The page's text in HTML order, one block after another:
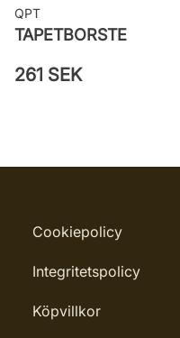
QPT
TAPETBORSTE
261 SEK
Cookiepolicy
Integritetspolicy
Köpvillkor